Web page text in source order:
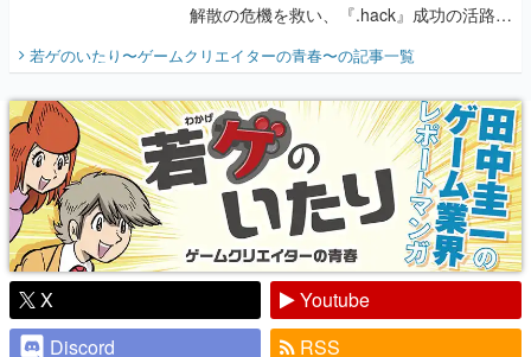
解散の危機を救い、『.hack』成功の活路を
『少年ジャンプ』色だった【若ゲのいた
り】
若ゲのいたり〜ゲームクリエイターの青春〜の記事一覧
X
Youtube
Discord
RSS